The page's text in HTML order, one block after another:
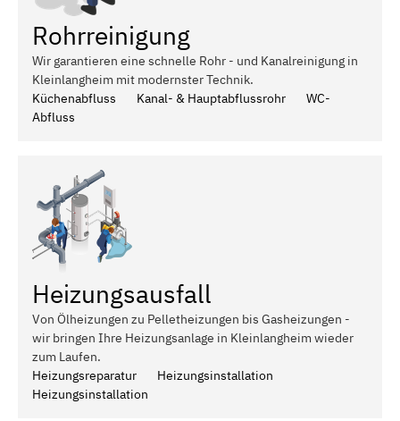
Rohrreinigung
Wir garantieren eine schnelle Rohr - und Kanalreinigung in
Kleinlangheim mit modernster Technik.
Küchenabfluss
Kanal- & Hauptabflussrohr
WC-
Abfluss
Heizungsausfall
Von Ölheizungen zu Pelletheizungen bis Gasheizungen -
wir bringen Ihre Heizungsanlage in Kleinlangheim wieder
zum Laufen.
Heizungsreparatur
Heizungsinstallation
Heizungsinstallation